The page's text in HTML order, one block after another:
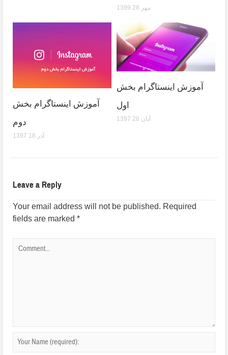
1399 مهر 28
آموزش اینستاگرام بخش
دوم
1397 آذر 18
آموزش اینستاگرام بخش
اول
1397 آبان 28
Leave a Reply
Your email address will not be published. Required
fields are marked*